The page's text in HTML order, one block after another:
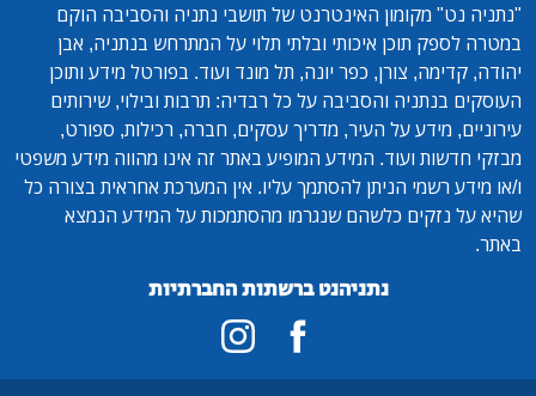
"נתניה נט" מקומון האינטרנט של תושבי נתניה והסביבה הוקם
במטרה לספק תוכן איכותי ובלתי תלוי על המתרחש בנתניה, אבן
יהודה, קדימה, צורן, כפר יונה, תל מונד ועוד. בפורטל מידע ותוכן
העוסקים בנתניה והסביבה על כל רבדיה: תרבות ובילוי, שירותים
עירוניים, מידע על העיר, מדריך עסקים, חברה, רכילות, ספורט,
מבזקי חדשות ועוד. המידע המופיע באתר זה אינו מהווה מידע משפטי
ו/או מידע רשמי הניתן להסתמך עליו. אין המערכת אחראית בצורה כל
שהיא על נזקים כלשהם שנגרמו מהסתמכות על המידע הנמצא
באתר.
נתניהנט ברשתות החברתיות